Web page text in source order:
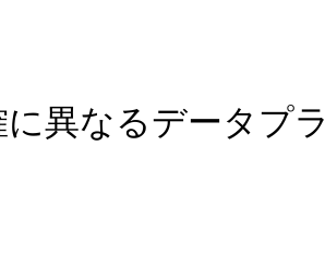
異なるデータプラ